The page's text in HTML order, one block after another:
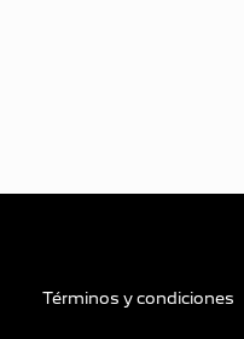
Términos y condiciones